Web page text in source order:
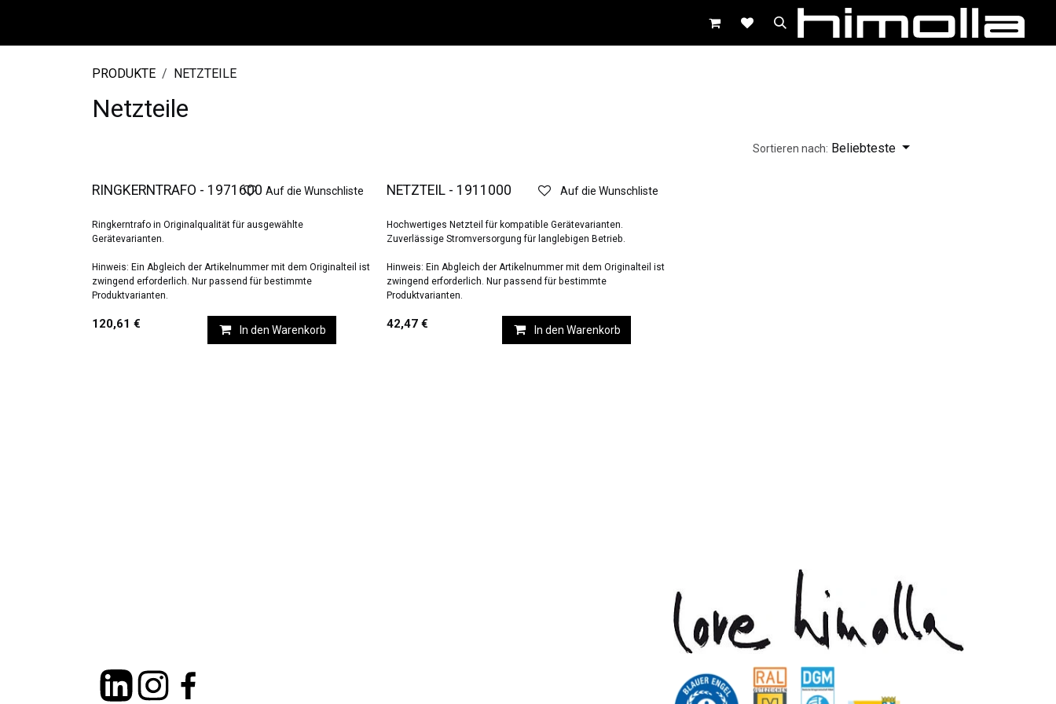
PRODUKTE NETZTEILE
Netzteile
Sortieren nach: Beliebteste
RINGKERNTRAFO - 1971600
Ringkerntrafo in Originalqualität für ausgewählte
Gerätevarianten.
Hinweis: Ein Abgleich der Artikelnummer mit dem Originalteil ist
zwingend erforderlich. Nur passend für bestimmte
Produktvarianten.
120,61 € In den Warenkorb
Auf die Wunschliste NETZTEIL - 1911000
Hochwertiges Netzteil für kompatible Gerätevarianten.
Zuverlässige Stromversorgung für langlebigen Betrieb.
Hinweis: Ein Abgleich der Artikelnummer mit dem Originalteil ist
zwingend erforderlich. Nur passend für bestimmte
Produktvarianten.
42,47 € In den Warenkorb
Auf die Wunschliste